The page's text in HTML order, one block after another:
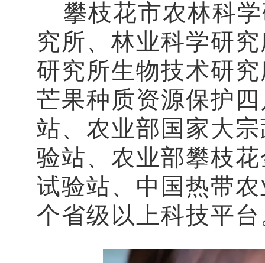
攀枝花市农林科
究所、林业科学研
研究所生物技术研
芒果种质资源保护
站、农业部国家大
验站、农业部攀枝
试验站、中国热带
个省级以上科技平